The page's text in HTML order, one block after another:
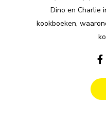
Dino en Charlie
kookboeken,